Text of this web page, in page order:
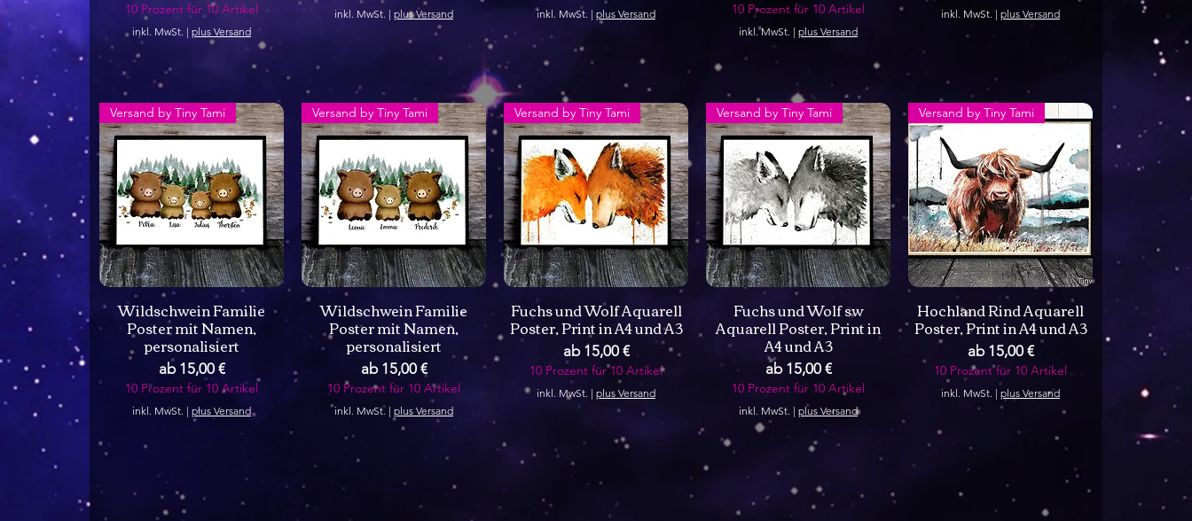
10 Prozent für 10 Artikel
inkl. MwSt. | plus Versand
inkl. MwSt. | plus Versand inkl. MwSt. | plus Versand 10 Prozent für 10 Artikel
inkl. MwSt. | plus Versand
inkl. MwSt. | plus Versand
Versand by Tiny Tami
Wildschwein Familie
Poster mit Namen,
personalisiert
ab 15,00 €
Sale-Preis
10 Prozent für 10 Artikel
inkl. MwSt. | plus Versand
Versand by Tiny Tami
Wildschwein Familie
Poster mit Namen,
personalisiert
ab 15,00 €
Sale-Preis
10 Prozent für 10 Artikel
inkl. MwSt. | plus Versand
Versand by Tiny Tami
Fuchs und Wolf Aquarell
Poster, Print in A4 und A3
ab 15,00 €
Sale-Preis
10 Prozent für 10 Artikel
inkl. MwSt. | plus Versand
Versand by Tiny Tami
Fuchs und Wolf sw
Aquarell Poster, Print in
A4 und A3
ab 15,00 €
Sale-Preis
10 Prozent für 10 Artikel
inkl. MwSt. | plus Versand
Versand by Tiny Tami
Hochland Rind Aquarell
Poster, Print in A4 und A3
ab 15,00 €
Sale-Preis
10 Prozent für 10 Artikel
inkl. MwSt. | plus Versand